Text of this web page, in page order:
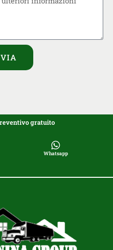
gratuito
Whatsapp